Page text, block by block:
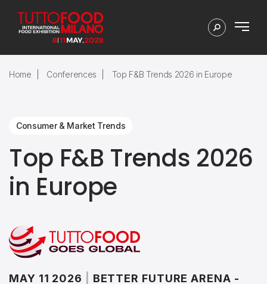
Home Conferences Top F&B Trends 2026 in Europe
Consumer & Market Trends
Top F&B Trends 2026
in Europe
MAY 11 2026
BETTER FUTURE ARENA -